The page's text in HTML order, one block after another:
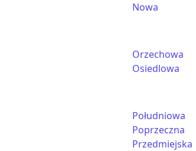
Nowa
Orzechowa
Osiedlowa
Południowa
Poprzeczna
Przedmiejska